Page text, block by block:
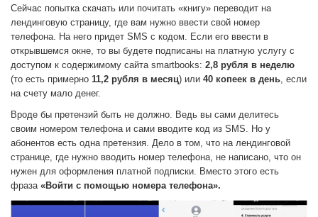
Сейчас попытка скачать или почитать «книгу» переводит на
лендинговую страницу, где вам нужно ввести свой номер
телефона. На него придет SMS с кодом. Если его ввести в
открывшемся окне, то вы будете подписаны на платную услугу с
доступом к содержимому сайта smartbooks: 2,8 рубля в неделю
(то есть примерно 11,2 рубля в месяц) или 40 копеек в день, если
на счету мало денег.
Вроде бы претензий быть не должно. Ведь вы сами делитесь
своим номером телефона и сами вводите код из SMS. Но у
абонентов есть одна претензия. Дело в том, что на лендинговой
странице, где нужно вводить номер телефона, не написано, что он
нужен для оформления платной подписки. Вместо этого есть
фраза «Войти с помощью номера телефона».